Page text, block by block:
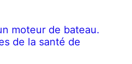
moteur de bateau.
de la santé de